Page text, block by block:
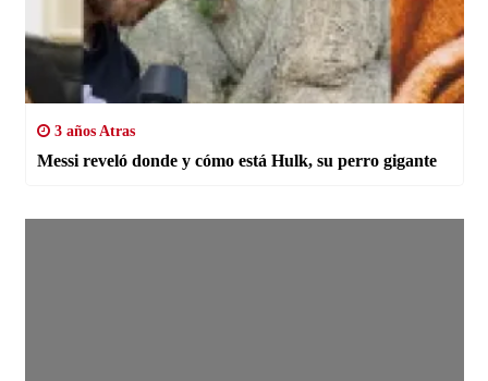
3 años Atras
Messi reveló donde y cómo está Hulk, su perro gigante